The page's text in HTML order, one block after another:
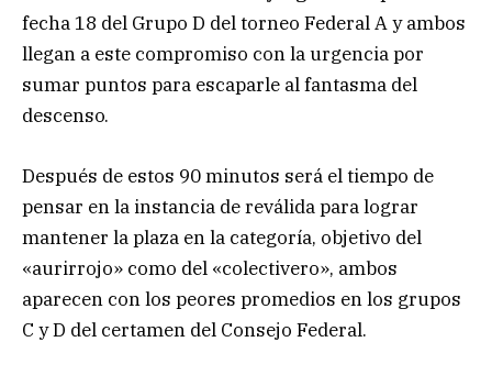
fecha 18 del Grupo D del torneo Federal A y ambos
llegan a este compromiso con la urgencia por
sumar puntos para escaparle al fantasma del
descenso.
Después de estos 90 minutos será el tiempo de
pensar en la instancia de reválida para lograr
mantener la plaza en la categoría, objetivo del
«aurirrojo» como del «colectivero», ambos
aparecen con los peores promedios en los grupos
C y D del certamen del Consejo Federal.